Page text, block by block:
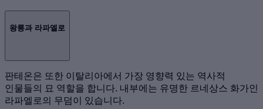
왕릉과 라파엘로
판테온은 또한 이탈리아에서 가장 영향력 있는 역사적
인물들의 묘 역할을 합니다. 내부에는 유명한 르네상스 화가인
라파엘로의 무덤이 있습니다.